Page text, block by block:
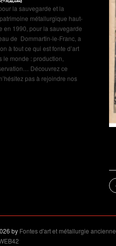
la sauvegarde et la
métallurgique haut-
en 1990, pour la sauvegarde
de Dommartin-le-Franc, a
à tout ce qui est fonte d’art
le monde : production,
Découvrez ce
pas à rejoindre nos
by Fontes d'art et métallurgie ancienne